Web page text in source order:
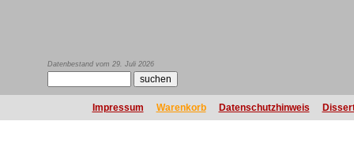
Datenbestand vom 29. Juli 2026
Impressum Warenkorb Datenschutzhinweis